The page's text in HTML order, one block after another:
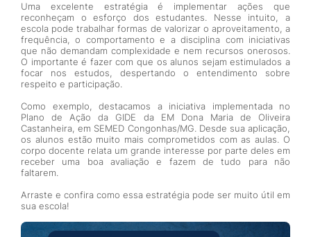
Uma excelente estratégia é implementar ações que
reconheçam o esforço dos estudantes. Nesse intuito, a
escola pode trabalhar formas de valorizar o aproveitamento, a
frequência, o comportamento e a disciplina com iniciativas
que não demandam complexidade e nem recursos onerosos.
O importante é fazer com que os alunos sejam estimulados a
focar nos estudos, despertando o entendimento sobre
respeito e participação.
Como exemplo, destacamos a iniciativa implementada no
Plano de Ação da GIDE da EM Dona Maria de Oliveira
Castanheira, em SEMED Congonhas/MG. Desde sua aplicação,
os alunos estão muito mais comprometidos com as aulas. O
corpo docente relata um grande interesse por parte deles em
receber uma boa avaliação e fazem de tudo para não
faltarem.
Arraste e confira como essa estratégia pode ser muito útil em
sua escola!